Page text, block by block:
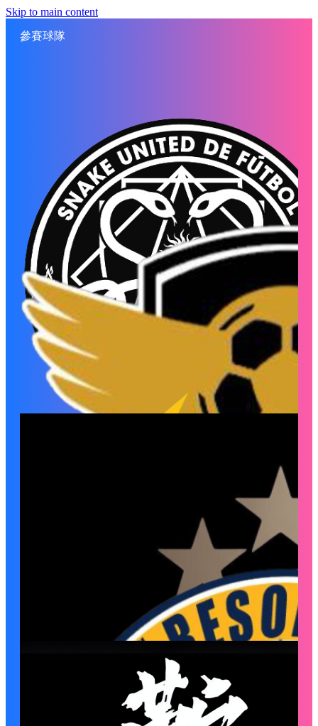
Skip to main content
參賽球隊